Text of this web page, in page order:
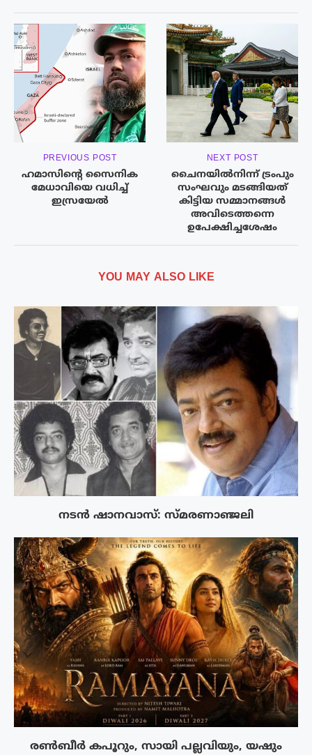
PREVIOUS POST
ഹമാസിന്റെ സൈനിക
മേധാവിയെ വധിച്ച്
ഇസ്രയേൽ
NEXT POST
ചൈനയിൽനിന്ന് ട്രംപും
സംഘവും മടങ്ങിയത്
കിട്ടിയ സമ്മാനങ്ങൾ
അവിടെത്തന്നെ
ഉപേക്ഷിച്ചശേഷം
YOU MAY ALSO LIKE
നടൻ ഷാനവാസ്: സ്മരണാഞ്ജലി
രൺബീർ കപൂറും, സായി പല്ലവിയും, യഷും